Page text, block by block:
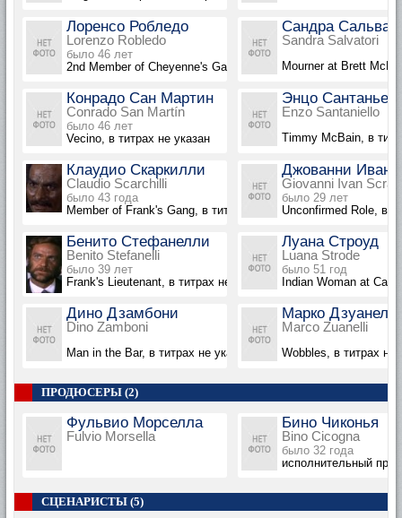
Лоренсо Робледо
Lorenzo Robledo
было 46 лет
2nd Member of Cheyenne's Gang, в титрах не указан
Сандра
Sandra Salvatori
Mourner at Brett
Конрадо Сан Мартин
Conrado San Martín
было 46 лет
Vecino, в титрах не указан
Энцо
Enzo Santaniello
Timmy McBain, в
Клаудио Скаркилли
Claudio Scarchilli
было 43 года
Member of Frank's Gang, в титрах не указан
Джованни Иван
Giovanni Ivan
было 29 лет
Unconfirmed Role, в
Бенито Стефанелли
Benito Stefanelli
было 39 лет
Frank's Lieutenant, в титрах не указан
Луана Строуд
Luana Strode
было 51 год
Indian Woman at
Дино Дзамбони
Dino Zamboni
Man in the Bar, в титрах не указан
Марко
Marco Zuanelli
Wobbles, в титрах не
ПРОДЮСЕРЫ (2)
Фульвио Морселла
Fulvio Morsella
Бино Чиконья
Bino Cicogna
было 32 года
исполнительный
СЦЕНАРИСТЫ (5)